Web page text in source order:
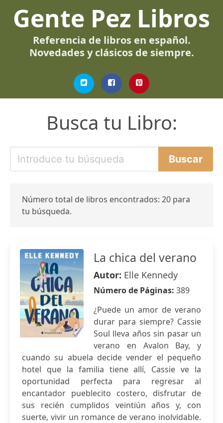
Gente Pez Libros
Referencia de libros en español.
Novedades y clásicos de siempre.
Busca tu Libro:
Número total de libros encontrados: 20 para
tu búsqueda.
La chica del verano
Autor: Elle Kennedy
Número de Páginas: 389
¿Puede un amor de verano
durar para siempre? Cassie
Soul lleva años sin pasar un
verano en Avalon Bay, y
cuando su abuela decide vender el pequeño
hotel que la familia tiene allí, Cassie ve la
oportunidad perfecta para regresar al
encantador pueblecito costero, disfrutar de
sus recién cumplidos veintiún años y, con
suerte, vivir un romance de verano inolvidable.